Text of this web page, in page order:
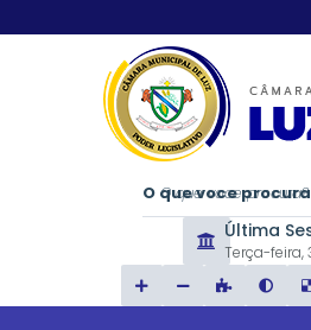
O que voce
Última
Terça-feira